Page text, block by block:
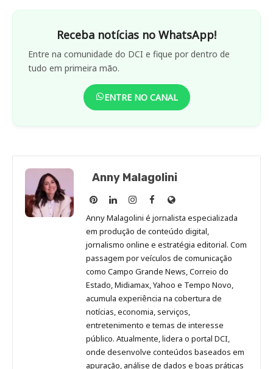
Receba notícias no WhatsApp!
Entre na comunidade do DCI e fique por dentro de
tudo em primeira mão.
ENTRE NO CANAL
Anny Malagolini
Anny
Malagolini
no
Pinterest
Anny
Malagolini
no
LinkedIn
Anny
Malagolini
no
Instagram
Anny
Malagolini
no
Facebook
Site
de
Anny
Malagolini
Anny Malagolini é jornalista especializada
em produção de conteúdo digital,
jornalismo online e estratégia editorial. Com
passagem por veículos de comunicação
como Campo Grande News, Correio do
Estado, Midiamax, Yahoo e Tempo Novo,
acumula experiência na cobertura de
notícias, economia, serviços,
entretenimento e temas de interesse
público. Atualmente, lidera o portal DCI,
onde desenvolve conteúdos baseados em
apuração, análise de dados e boas práticas